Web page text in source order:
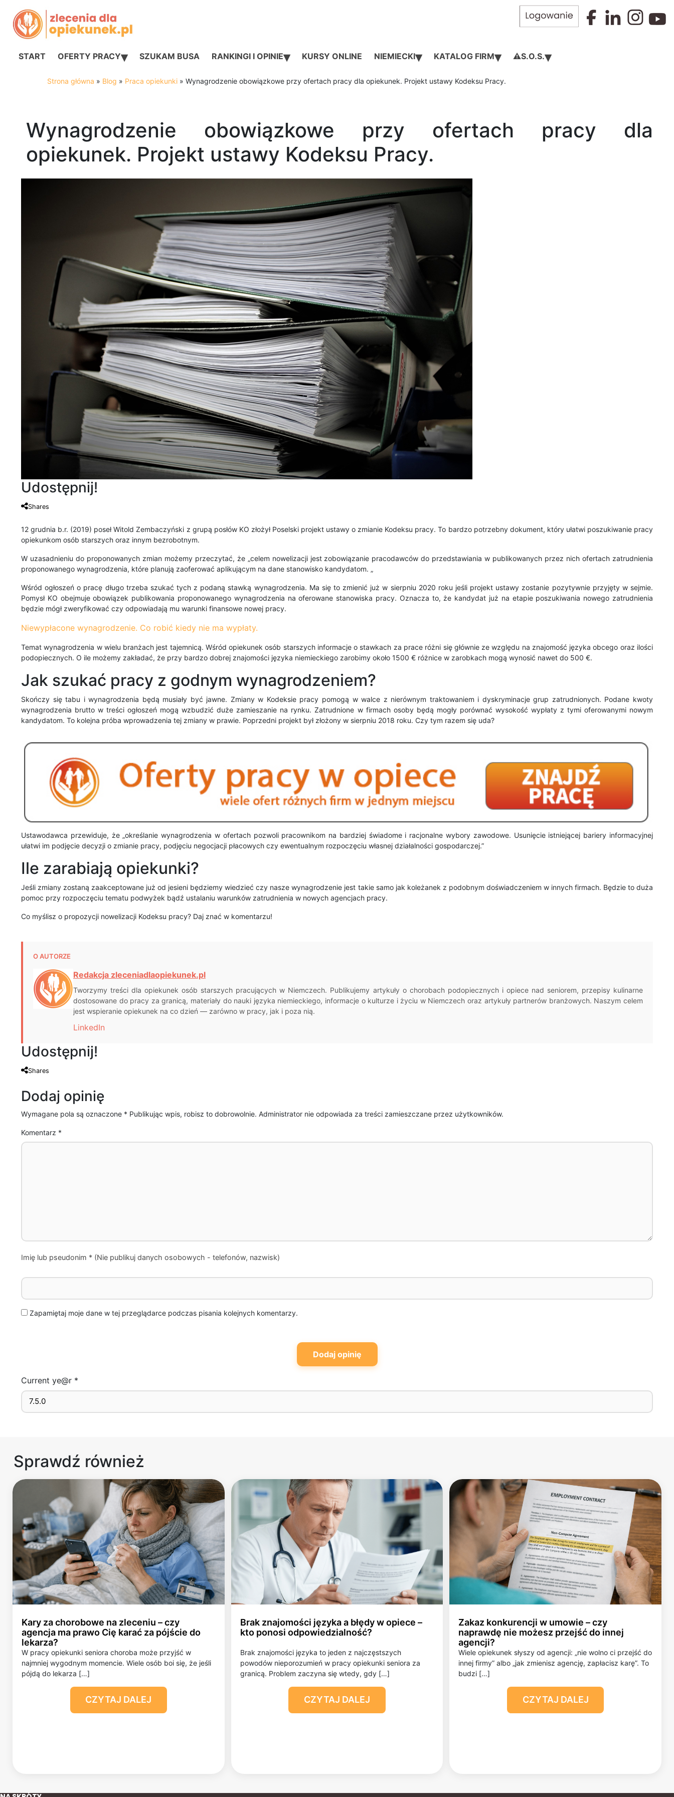
START OFERTY PRACY▾ SZUKAM BUSA RANKINGI I OPINIE▾ KURSY ONLINE NIEMIECKI▾ KATALOG FIRM▾ ⚠️S.O.S.▾
Strona główna » Blog » Praca opiekunki »Wynagrodzenie obowiązkowe przy ofertach pracy dla opiekunek. Projekt ustawy Kodeksu Pracy.
Wynagrodzenie obowiązkowe przy ofertach pracy dla
opiekunek. Projekt ustawy Kodeksu Pracy.
Udostępnij!
Shares
12 grudnia b.r. (2019) poseł Witold Zembaczyński z grupą posłów KO złożył Poselski projekt ustawy o zmianie Kodeksu pracy. To bardzo potrzebny dokument, który ułatwi poszukiwanie pracy
opiekunkom osób starszych oraz innym bezrobotnym.
W uzasadnieniu do proponowanych zmian możemy przeczytać, że „celem nowelizacji jest zobowiązanie pracodawców do przedstawiania w publikowanych przez nich ofertach zatrudnienia
proponowanego wynagrodzenia, które planują zaoferować aplikującym na dane stanowisko kandydatom. „
Wśród ogłoszeń o pracę długo trzeba szukać tych z podaną stawką wynagrodzenia. Ma się to zmienić już w sierpniu 2020 roku jeśli projekt ustawy zostanie pozytywnie przyjęty w sejmie.
Pomysł KO obejmuje obowiązek publikowania proponowanego wynagrodzenia na oferowane stanowiska pracy. Oznacza to, że kandydat już na etapie poszukiwania nowego zatrudnienia
będzie mógł zweryfikować czy odpowiadają mu warunki finansowe nowej pracy.
Niewypłacone wynagrodzenie. Co robić kiedy nie ma wypłaty.
Temat wynagrodzenia w wielu branżach jest tajemnicą. Wśród opiekunek osób starszych informacje o stawkach za prace różni się głównie ze względu na znajomość języka obcego oraz ilości
podopiecznych. O ile możemy zakładać, że przy bardzo dobrej znajomości języka niemieckiego zarobimy około 1500 € różnice w zarobkach mogą wynosić nawet do 500 €.
Jak szukać pracy z godnym wynagrodzeniem?
Skończy się tabu i wynagrodzenia będą musiały być jawne. Zmiany w Kodeksie pracy pomogą w walce z nierównym traktowaniem i dyskryminacje grup zatrudnionych. Podane kwoty
wynagrodzenia brutto w treści ogłoszeń mogą wzbudzić duże zamieszanie na rynku. Zatrudnione w firmach osoby będą mogły porównać wysokość wypłaty z tymi oferowanymi nowym
kandydatom. To kolejna próba wprowadzenia tej zmiany w prawie. Poprzedni projekt był złożony w sierpniu 2018 roku. Czy tym razem się uda?
Ustawodawca przewiduje, że „określanie wynagrodzenia w ofertach pozwoli pracownikom na bardziej świadome i racjonalne wybory zawodowe. Usunięcie istniejącej bariery informacyjnej
ułatwi im podjęcie decyzji o zmianie pracy, podjęciu negocjacji płacowych czy ewentualnym rozpoczęciu własnej działalności gospodarczej.”
Ile zarabiają opiekunki?
Jeśli zmiany zostaną zaakceptowane już od jesieni będziemy wiedzieć czy nasze wynagrodzenie jest takie samo jak koleżanek z podobnym doświadczeniem w innych firmach. Będzie to duża
pomoc przy rozpoczęciu tematu podwyżek bądź ustalaniu warunków zatrudnienia w nowych agencjach pracy.
Co myślisz o propozycji nowelizacji Kodeksu pracy? Daj znać w komentarzu!
O AUTORZE
Redakcja zleceniadlaopiekunek.pl
Tworzymy treści dla opiekunek osób starszych pracujących w Niemczech. Publikujemy artykuły o chorobach podopiecznych i opiece nad seniorem, przepisy kulinarne
dostosowane do pracy za granicą, materiały do nauki języka niemieckiego, informacje o kulturze i życiu w Niemczech oraz artykuły partnerów branżowych. Naszym celem
jest wspieranie opiekunek na co dzień — zarówno w pracy, jak i poza nią.
LinkedIn
Udostępnij!
Shares
Dodaj opinię
Wymagane pola są oznaczone * Publikując wpis, robisz to dobrowolnie. Administrator nie odpowiada za treści zamieszczane przez użytkowników.
Komentarz *
Zapamiętaj moje dane w tej przeglądarce podczas pisania kolejnych komentarzy.
Current ye@r *
Sprawdź również
Kary za chorobowe na zleceniu – czy
agencja ma prawo Cię karać za pójście do
lekarza?
W pracy opiekunki seniora choroba może przyjść w
najmniej wygodnym momencie. Wiele osób boi się, że jeśli
pójdą do lekarza […]
CZYTAJ DALEJ
Brak znajomości języka a błędy w opiece –
kto ponosi odpowiedzialność?
Brak znajomości języka to jeden z najczęstszych
powodów nieporozumień w pracy opiekunki seniora za
granicą. Problem zaczyna się wtedy, gdy […]
CZYTAJ DALEJ
Zakaz konkurencji w umowie – czy
naprawdę nie możesz przejść do innej
agencji?
Wiele opiekunek słyszy od agencji: „nie wolno ci przejść do
innej firmy” albo „jak zmienisz agencję, zapłacisz karę”. To
budzi […]
CZYTAJ DALEJ